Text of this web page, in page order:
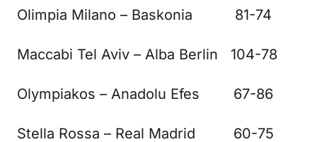
Olimpia Milano – Baskonia 81-74
Maccabi Tel Aviv – Alba Berlin 104-78
Olympiakos – Anadolu Efes 67-86
Stella Rossa – Real Madrid 60-75